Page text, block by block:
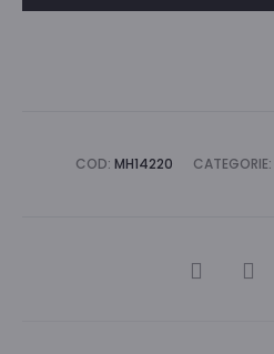
COD: MH14220 CATEGORIE:
CONDIVIDI